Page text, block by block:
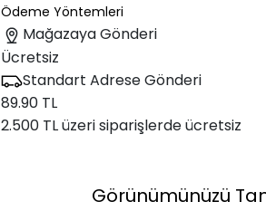
Ödeme Yöntemleri
Mağazaya Gönderi
Ücretsiz
Standart Adrese Gönderi
89.90 TL
2.500 TL üzeri siparişlerde ücretsiz
Görünümünüzü